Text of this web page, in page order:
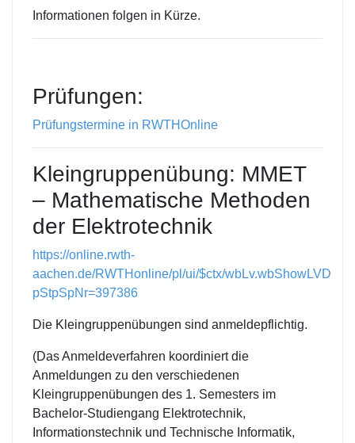
Informationen folgen in Kürze.
Prüfungen:
Prüfungstermine in RWTHOnline
Kleingruppenübung: MMET
– Mathematische Methoden
der Elektrotechnik
https://online.rwth-
aachen.de/RWTHonline/pl/ui/$ctx/
pStpSpNr=397386
Die Kleingruppenübungen sind anmeldepflichtig.
(Das Anmeldeverfahren koordiniert die
Anmeldungen zu den verschiedenen
Kleingruppenübungen des 1. Semesters im
Bachelor-Studiengang Elektrotechnik,
Informationstechnik und Technische Informatik,